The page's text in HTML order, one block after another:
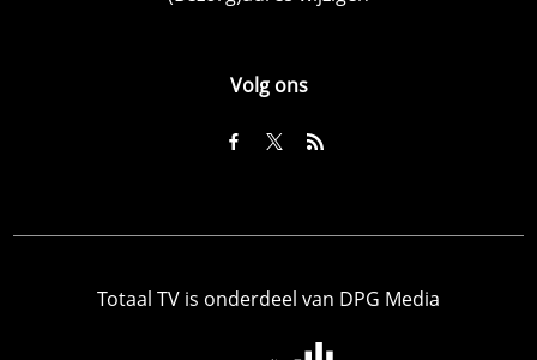
Volg ons
Totaal TV is onderdeel van DPG Media